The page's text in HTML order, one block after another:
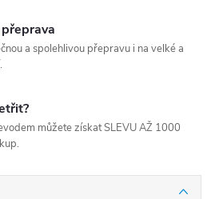
a spolehlivou přepravu i na velké a
můžete získat SLEVU AŽ 1000